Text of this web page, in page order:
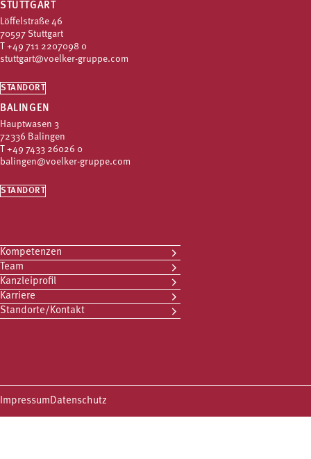
STUTTGART
Löffelstraße 46
70597 Stuttgart
T +49 711 2207098 0
stuttgart@voelker-gruppe.com
STANDORT
BALINGEN
Hauptwasen 3
72336 Balingen
T +49 7433 26026 0
balingen@voelker-gruppe.com
STANDORT
Kompetenzen
Team
Kanzleiprofil
Karriere
Standorte/Kontakt
ImpressumDatenschutz